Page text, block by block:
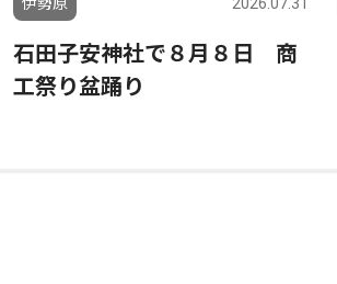
石田子安神社で８月８日 商
工祭り盆踊り